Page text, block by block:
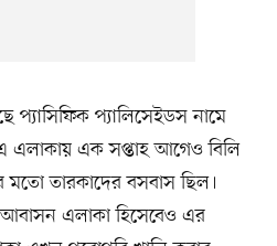
প্যাসিফিক প্যালিসেইডস নামে
এলাকায় এক সপ্তাহ আগেও বিলি
মতো তারকাদের বসবাস ছিল।
আবাসন এলাকা হিসেবেও এর